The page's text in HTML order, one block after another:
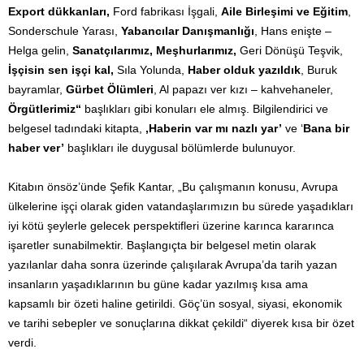
Export dükkanları, Ford fabrikası İşgali, Aile Birleşimi ve Eğitim,
Sonderschule Yarası, Yabancılar Danışmanlığı, Hans enişte –
Helga gelin, Sanatçılarımız, Meşhurlarımız, Geri Dönüşü Teşvik,
İşçisin sen işçi kal, Sıla Yolunda, Haber olduk yazıldık, Buruk
bayramlar, Gürbet Ölümleri, Al papazı ver kızı – kahvehaneler,
Örgütlerimiz“ başlıkları gibi konuları ele almış. Bilgilendirici ve
belgesel tadındaki kitapta, ‚Haberin var mı nazlı yar’ ve ‘Bana bir
haber ver’ başlıkları ile duygusal bölümlerde bulunuyor.
Kitabın önsöz’ünde Şefik Kantar, „Bu çalışmanın konusu, Avrupa
ülkelerine işçi olarak giden vatandaşlarımızın bu sürede yaşadıkları
iyi kötü şeylerle gelecek perspektifleri üzerine karınca kararınca
işaretler sunabilmektir. Başlangıçta bir belgesel metin olarak
yazılanlar daha sonra üzerinde çalışılarak Avrupa’da tarih yazan
insanların yaşadıklarının bu güne kadar yazılmış kısa ama
kapsamlı bir özeti haline getirildi. Göç’ün sosyal, siyasi, ekonomik
ve tarihi sebepler ve sonuçlarına dikkat çekildi“ diyerek kısa bir özet
verdi.